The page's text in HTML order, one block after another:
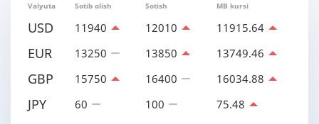
Valyuta Sotib olish Sotish MB kursi
USD 11940 12010 11915.64
EUR 13250 13850 13749.46
GBP 15750 16400 16034.88
JPY 60 100 75.48